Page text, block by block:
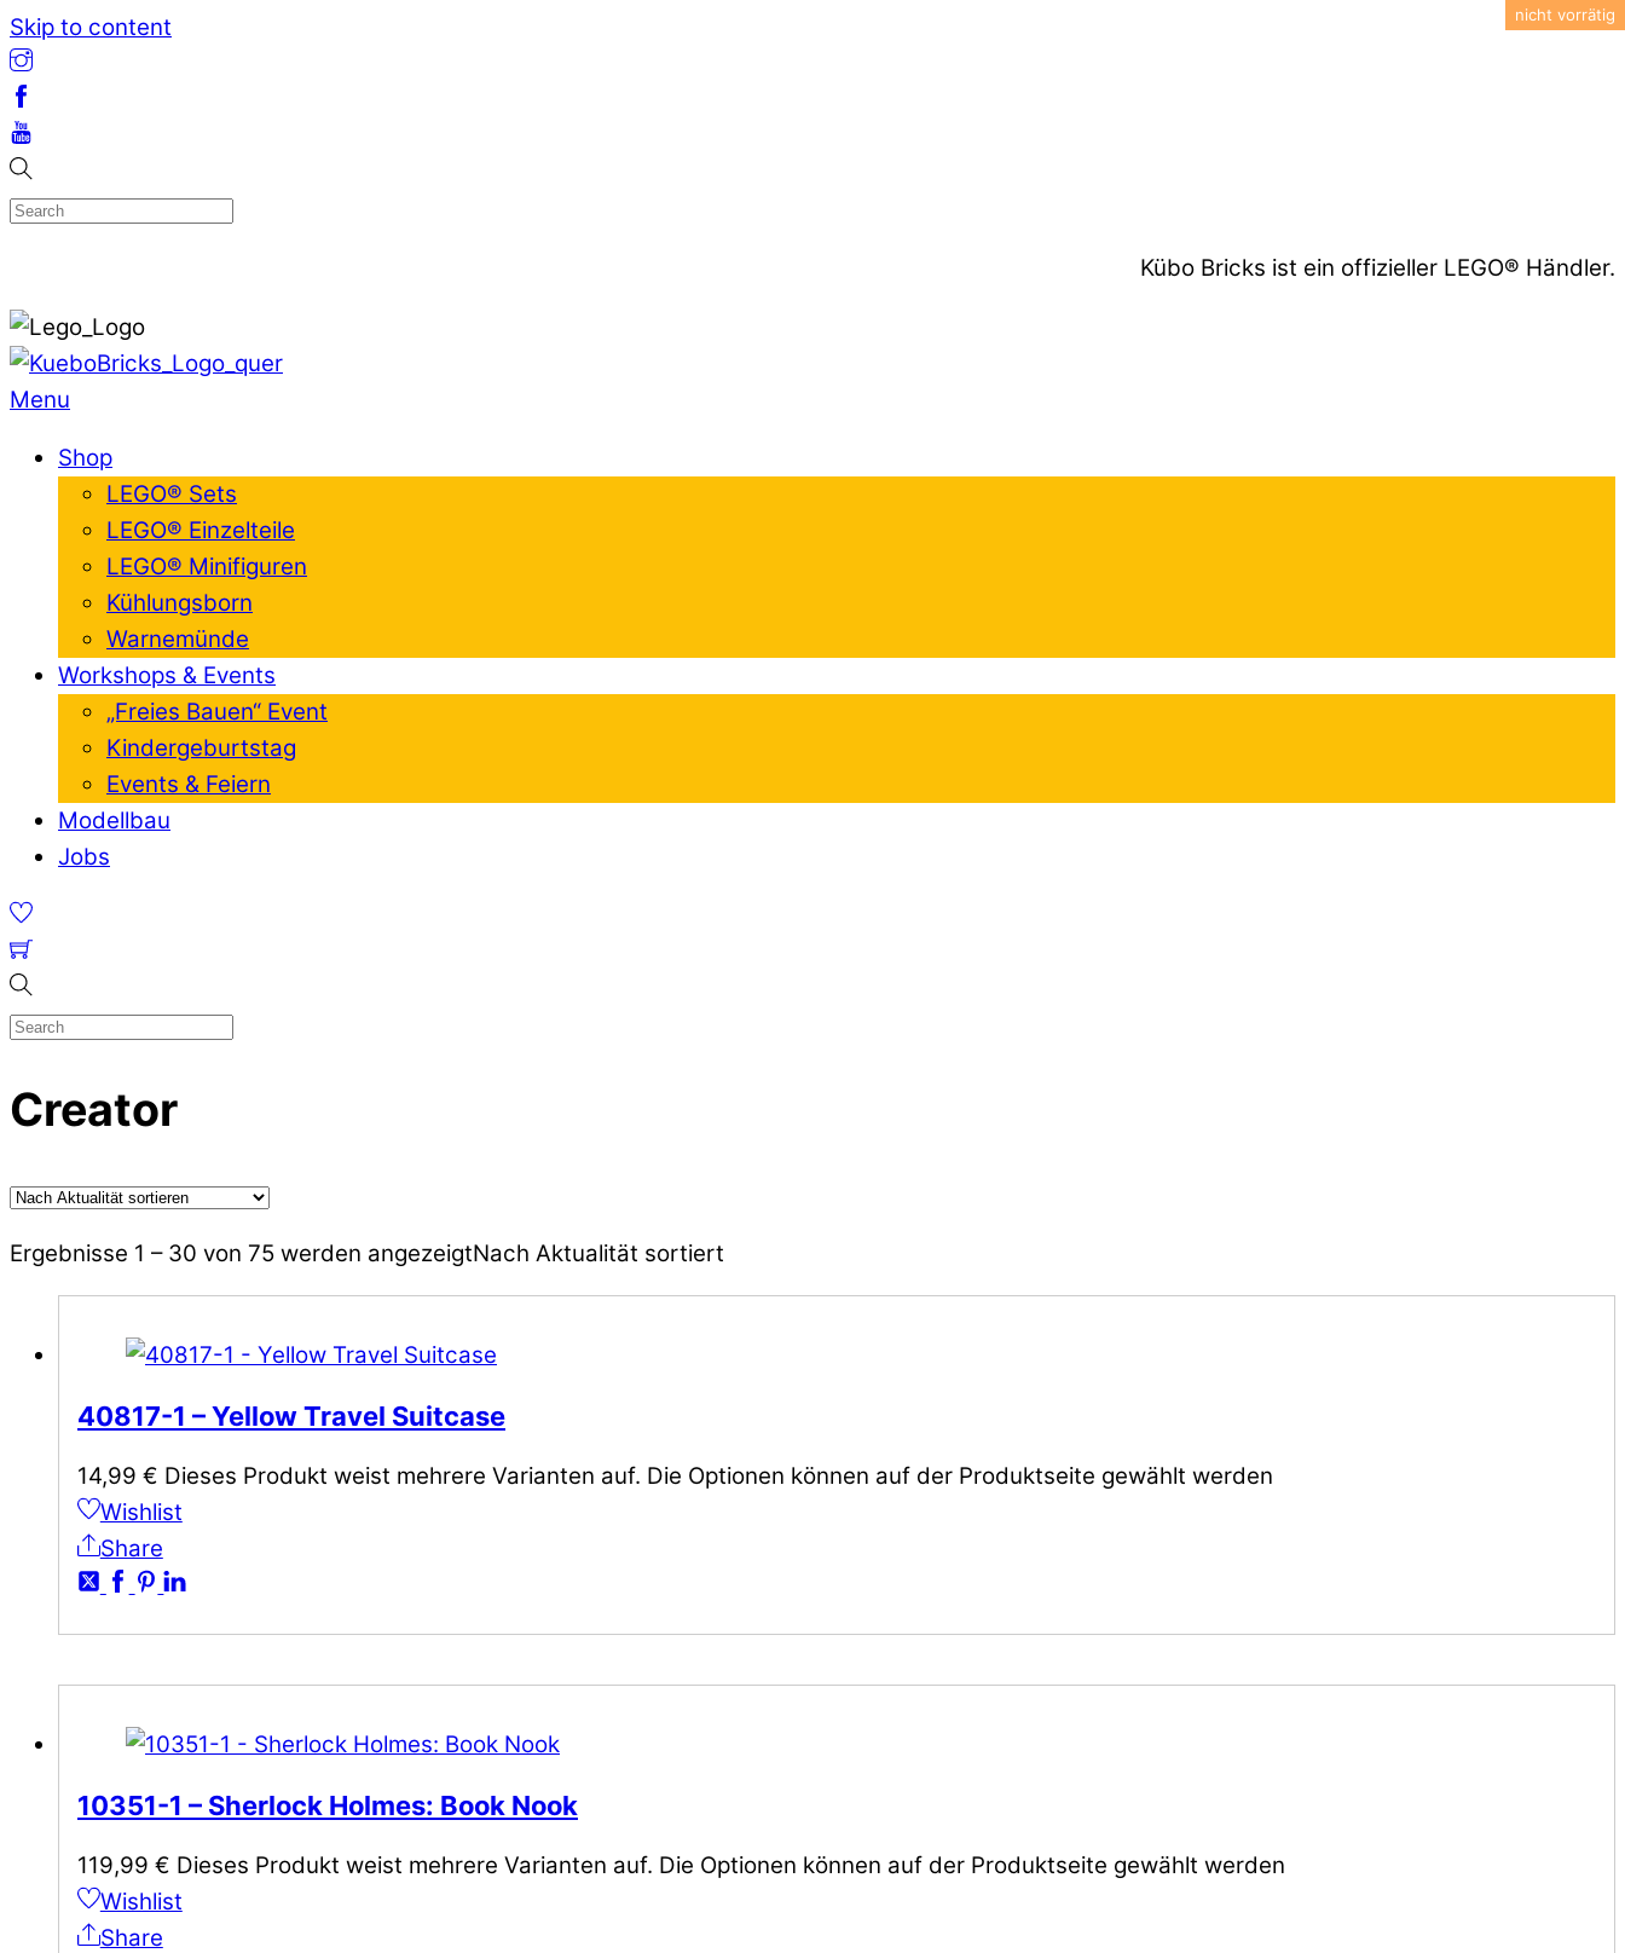
Skip to content
Kübo Bricks ist ein offizieller LEGO® Händler.
Menu
Shop
LEGO® Sets
LEGO® Einzelteile
LEGO® Minifiguren
Kühlungsborn
Warnemünde
Workshops & Events
„Freies Bauen“ Event
Kindergeburtstag
Events & Feiern
Modellbau
Jobs
Creator
Ergebnisse 1 – 30 von 75 werden angezeigtNach Aktualität sortiert
40817-1 – Yellow Travel Suitcase
14,99 € Dieses Produkt weist mehrere Varianten auf. Die Optionen können auf der Produktseite gewählt werden
Wishlist
Share
10351-1 – Sherlock Holmes: Book Nook
119,99 € Dieses Produkt weist mehrere Varianten auf. Die Optionen können auf der Produktseite gewählt werden
Wishlist
Share